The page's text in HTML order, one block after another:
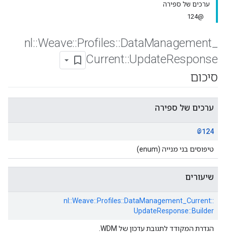
ערכים של ספירה
@124
nl ::Weave::Profiles::DataManagement
Current::UpdateResponse
סיכום
ערכים של ספירה
@124
טיפוסים בני מנייה (enum)
שיעורים
nl::Weave::Profiles::DataManagement_Current::
UpdateResponse::Builder
הגדרת המקודד לתגובת עדכון של WDM.